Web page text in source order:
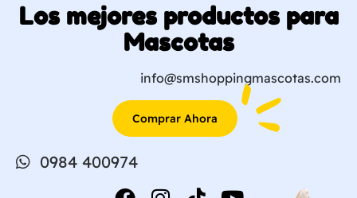
Los mejores productos para
Mascotas
info@smshoppingmascotas.com
Comprar Ahora
0984 400974